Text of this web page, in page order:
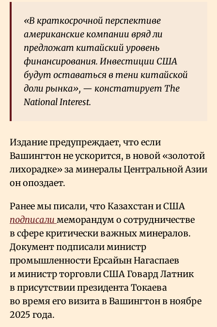
«В краткосрочной перспективе
американские компании вряд ли
предложат китайский уровень
финансирования. Инвестиции США
будут оставаться в тени китайской
доли рынка», — констатирует The
National Interest.
Издание предупреждает, что если
Вашингтон не ускорится, в новой «золотой
лихорадке» за минералы Центральной Азии
он опоздает.
Ранее мы писали, что Казахстан и США
подписали меморандум о сотрудничестве
в сфере критически важных минералов.
Документ подписали министр
промышленности Ерсайын Нагаспаев
и министр торговли США Говард Латник
в присутствии президента Токаева
во время его визита в Вашингтон в ноябре
2025 года.